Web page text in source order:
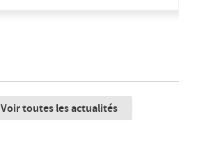
Voir toutes les actualités